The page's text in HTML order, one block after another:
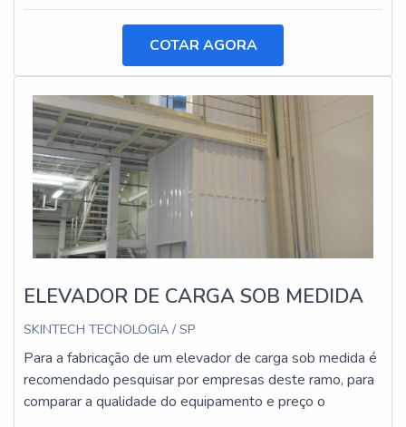
COTAR AGORA
ELEVADOR DE CARGA SOB MEDIDA
SKINTECH TECNOLOGIA / SP
Para a fabricação de um elevador de carga sob medida é
recomendado pesquisar por empresas deste ramo, para
comparar a qualidade do equipamento e preço o